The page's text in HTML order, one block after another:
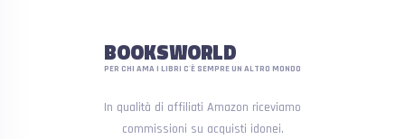
BOOKSWORLD
PER CHI AMA I LIBRI C'È SEMPRE UN ALTRO MONDO
In qualità di affiliati Amazon riceviamo
commissioni su acquisti idonei.